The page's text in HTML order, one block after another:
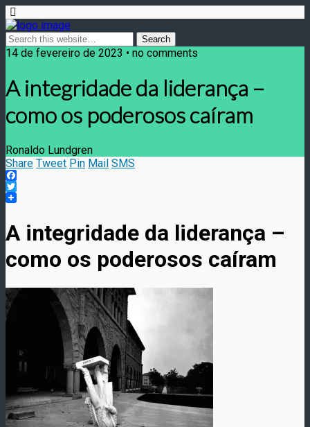
14 de fevereiro de 2023 • no comments
A integridade da liderança –
como os poderosos caíram
Ronaldo Lundgren
Share Tweet Pin Mail SMS
Facebook
Twitter
A integridade da liderança –
como os poderosos caíram